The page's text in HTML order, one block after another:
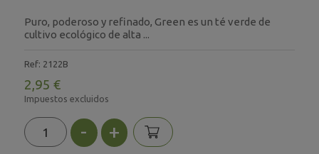
Puro, poderoso y refinado, Green es un té verde de
cultivo ecológico de alta ...
Ref: 2122B
2,95 €
Impuestos excluidos
- +